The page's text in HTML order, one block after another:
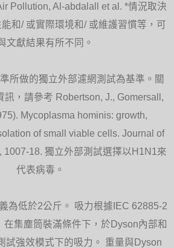
Pollution, Al-abdalall et al. *情況取決
和/ 或實際環境和/ 或維護習慣等，可
文獻結果有所不同。
所做的獨立外部濾網測試為基準。關
訊，請參考 Robertson, J., Gomersall,
Mycoplasma hominis: growth,
of small viable cells. Journal of
1007-18. 獨立外部測試選擇以H1N1來
代表病毒。
為低於2公斤。 吸力根據IEC 62885-2
在集塵筒裝滿條件下，於Dyson內部和
試強效模式下的吸力。 重量與Dyson